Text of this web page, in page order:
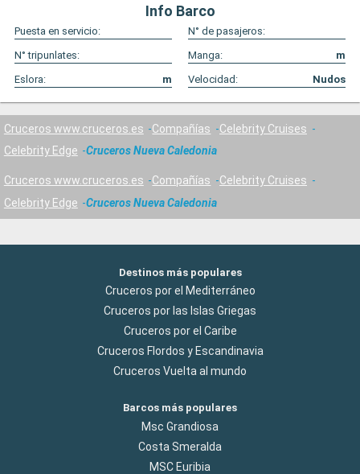
Info Barco
Puesta en servicio:
N° de pasajeros:
N° tripunlates:
Manga:
m
Eslora:
m Velocidad: Nudos
Cruceros www.cruceros.es Compañías
Celebrity Cruises
Celebrity Edge
Cruceros Nueva Caledonia
Cruceros www.cruceros.es Compañías
Celebrity Cruises
Celebrity Edge
Cruceros Nueva Caledonia
Destinos más populares
Cruceros por el Mediterráneo
Cruceros por las Islas Griegas
Cruceros por el Caribe
Cruceros Flordos y Escandinavia
Cruceros Vuelta al mundo
Barcos más populares
Msc Grandiosa
Costa Smeralda
MSC Euribia